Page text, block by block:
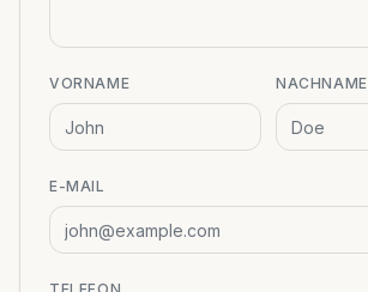
VORNAME NACHNAME
E-MAIL